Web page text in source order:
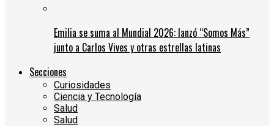
Emilia se suma al Mundial 2026: lanzó “Somos Más”
junto a Carlos Vives y otras estrellas latinas
Secciones
Curiosidades
Ciencia y Tecnología
Salud
Salud